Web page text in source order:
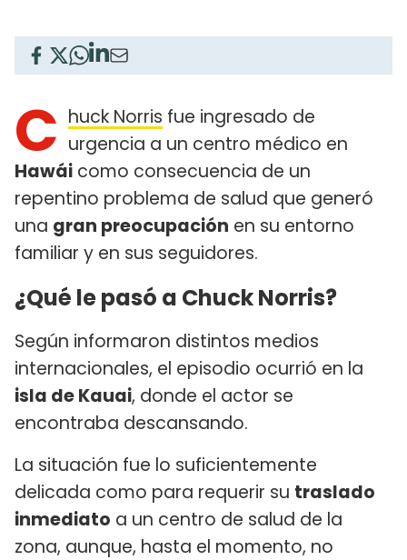
C huck Norris fue ingresado de
urgencia a un centro médico en
Hawái como consecuencia de un
repentino problema de salud que generó
una gran preocupación en su entorno
familiar y en sus seguidores.
¿Qué le pasó a Chuck Norris?
Según informaron distintos medios
internacionales, el episodio ocurrió en la
isla de Kauai, donde el actor se
encontraba descansando.
La situación fue lo suficientemente
delicada como para requerir su traslado
inmediato a un centro de salud de la
zona, aunque, hasta el momento, no